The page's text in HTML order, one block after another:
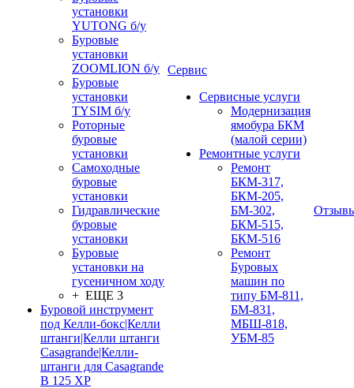
установки
YUTONG б/у
Буровые
установки
ZOOMLION б/у
Буровые
установки
TYSIM б/у
Роторные
буровые
установки
Самоходные
буровые
установки
Гидравлические
буровые
установки
Буровые
установки на
гусеничном ходу
+ ЕЩЕ 3
Буровой инструмент
под Келли-бокс|Келли
штанги|Келли штанги
Casagrande|Келли-
штанги для Casagrande
B 125 XP
Сервис
Сервисные услуги
Модернизация
ямобура БКМ
(малой серии)
Ремонтные услуги
Ремонт
БКМ-317,
БКМ-205,
БМ-302,
БКМ-515,
БКМ-516
Ремонт
Буровых
машин по
типу БМ-811,
БМ-831,
МБШ-818,
УБМ-85